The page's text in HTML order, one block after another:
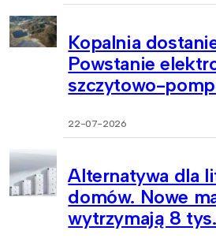
Kopalnia
Powstanie
szczytowo-
22-07-2026
Alternatywa dla
domów. Nowe
wytrzymają 8